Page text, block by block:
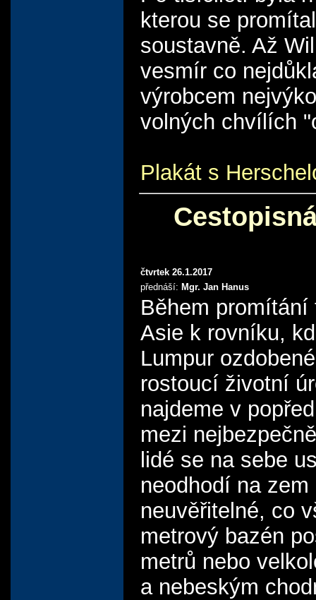
kterou se
soustavně. Až
vesmír co
výrobcem
volných chvílích
Plakát s
čtvrtek 26.1.2017
přednáší: Mgr. Jan Hanus
Během
Asie k rovníku,
Lumpur
rostoucí životní
najdeme v
mezi
lidé se na sebe
neodhodí na
neuvěřitelné, co
metrový bazén
metrů nebo
a nebeským